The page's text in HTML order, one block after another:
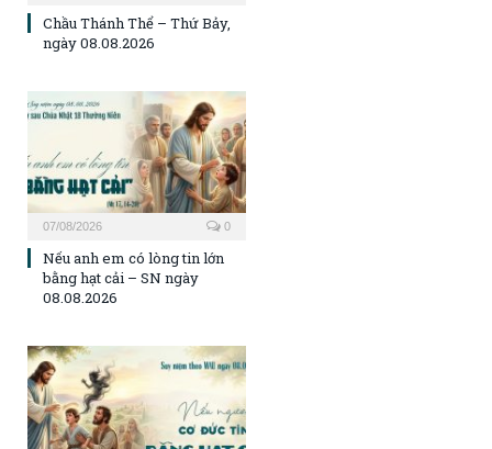
Chầu Thánh Thể – Thứ Bảy,
ngày 08.08.2026
07/08/2026 0
Nếu anh em có lòng tin lớn
bằng hạt cải – SN ngày
08.08.2026